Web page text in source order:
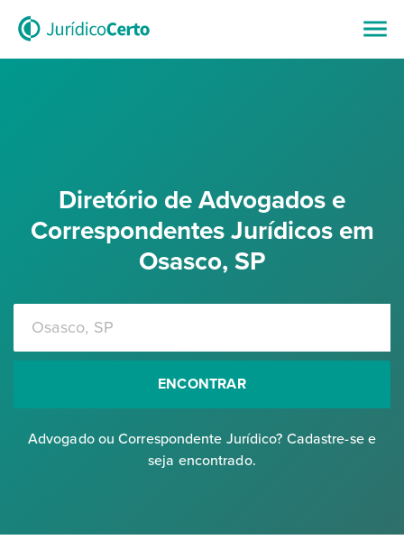
Diretório de Advogados e
Correspondentes Jurídicos em
Osasco, SP
ENCONTRAR
Advogado ou Correspondente Jurídico? Cadastre-se e
seja encontrado.